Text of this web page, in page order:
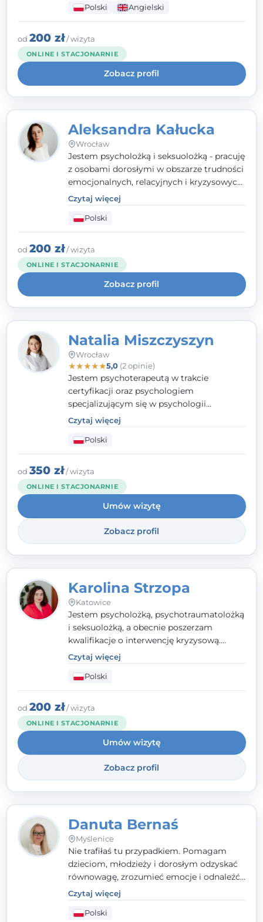
wypalenia zawodowego. Pracuję w języku
polskim i angielskim, w podejściu
humanistycznym, opartym na
partnerstwie i podmiotowości klienta.
Polski Angielski
od 200 zł/ wizyta
ONLINE I STACJONARNIE
Zobacz profil
Aleksandra Kałucka
Wrocław
Jestem psycholożką i seksuolożką - pracuję
z osobami dorosłymi w obszarze trudności
emocjonalnych, relacyjnych i kryzysowych,
w tym z osobami po doświadczeniach
przemocy. Ukończyłam psychologię
kliniczną oraz studia podyplomowe z
interwencji kryzysowej i seksuologii
klinicznej na SWPS we Wrocławiu. W pracy
kieruję się empatią, etyką zawodową i
uważnością na potrzeby klienta.
Czytaj więcej
Polski
od 200 zł/ wizyta
ONLINE I STACJONARNIE
Zobacz profil
Natalia Miszczyszyn
Wrocław
★★★★★5,0(2 opinie)
Jestem psychoterapeutą w trakcie
certyfikacji oraz psychologiem
specjalizującym się w psychologii
klinicznej. Ukończyłam również studia
podyplomowe z Praktycznej Diagnozy
Psychologicznej. Aktywnie uczestniczę w
działalności Polskiego Towarzystwa
Psychiatrycznego oraz Polskiego
Towarzystwa Psychologicznego, a także
jestem członkiem nadzwyczajnym
Wielkopolskiego Towarzystwa Terapii
Systemowej.
Czytaj więcej
Polski
od 350 zł/ wizyta
ONLINE I STACJONARNIE
Umów wizytę
Zobacz profil
Karolina Strzopa
Katowice
Jestem psycholożką, psychotraumatolożką
i seksuolożką, a obecnie poszerzam
kwalifikacje o interwencję kryzysową.
Pracuję w nurcie terapii trzeciej fali, łącząc
metody o potwierdzonej skuteczności.
Towarzyszę młodzieży, dorosłym i parom w
radzeniu sobie z bolesnymi
doświadczeniami tak, by mogli żyć pełniej.
Czytaj więcej
Polski
od 200 zł/ wizyta
ONLINE I STACJONARNIE
Umów wizytę
Zobacz profil
Danuta Bernaś
Myślenice
Nie trafiłaś tu przypadkiem. Pomagam
dzieciom, młodzieży i dorosłym odzyskać
równowagę, zrozumieć emocje i odnaleźć
wewnętrzną siłę. Moja droga do
psychologii zaczęła się od życia - pełnego
wyzwań, które nauczyły mnie uważności,
Czytaj więcej
Polski